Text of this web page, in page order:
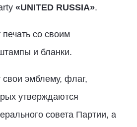
«UNITED RUSSIA».
со своим
и бланки.
эмблему, флаг,
утверждаются
совета Партии, а